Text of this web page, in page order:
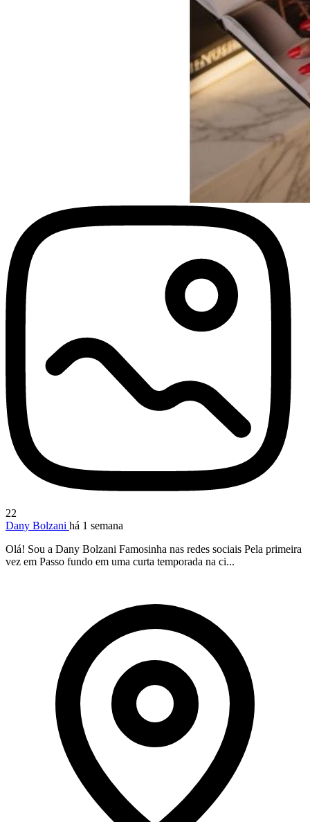
22
Dany Bolzani há 1 semana
Olá! Sou a Dany Bolzani Famosinha nas redes sociais Pela primeira
vez em Passo fundo em uma curta temporada na ci...